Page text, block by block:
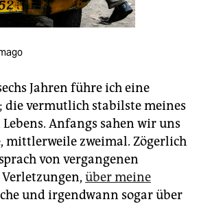
Jahren führe ich eine
die vermutlich stabilste meines
Anfangs sahen wir uns
mittlerweile zweimal. Zögerlich
von vergangenen
über meine
und irgendwann sogar über